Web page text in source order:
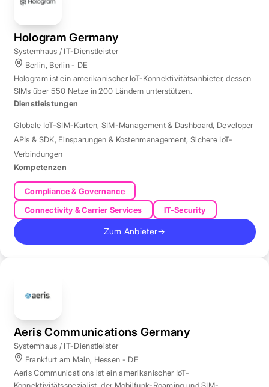
Hologram Germany
Systemhaus / IT-Dienstleister
Berlin, Berlin - DE
Hologram ist ein amerikanischer IoT-Konnektivitätsanbieter, dessen
SIMs über 550 Netze in 200 Ländern unterstützen.
Dienstleistungen
Globale IoT-SIM-Karten, SIM-Management & Dashboard, Developer
APIs & SDK, Einsparungen & Kostenmanagement, Sichere IoT-
Verbindungen
Kompetenzen
Compliance & Governance
Connectivity & Carrier Services
IT-Security
Zum Anbieter→
Aeris Communications Germany
Systemhaus / IT-Dienstleister
Frankfurt am Main, Hessen - DE
Aeris Communications ist ein amerikanischer IoT-
Konnektivitätsspezialist, der Mobilfunk-Roaming und SIM-